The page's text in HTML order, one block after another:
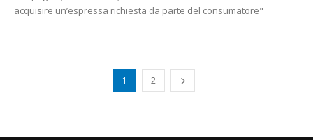
acquisire un’espressa richiesta da parte del consumatore"
1 2